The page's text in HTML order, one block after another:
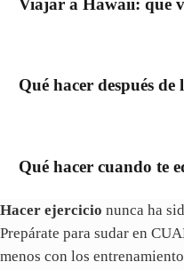
Viajar a Hawaii: qué
Qué hacer después de
Qué hacer cuando te
Hacer ejercicio nunca ha
Prepárate para sudar en
menos con los